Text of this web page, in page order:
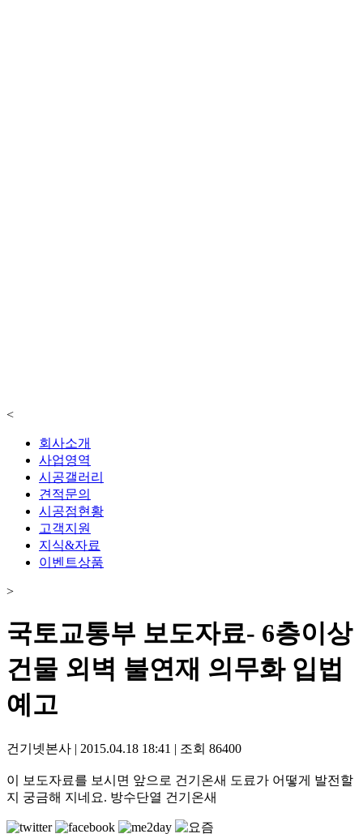
<
회사소개
사업영역
시공갤러리
견적문의
시공점현황
고객지원
지식&자료
이벤트상품
>
국토교통부 보도자료- 6층이상
건물 외벽 불연재 의무화 입법
예고
건기넷본사 | 2015.04.18 18:41 | 조회 86400
이 보도자료를 보시면 앞으로 건기온새 도료가 어떻게 발전할
지 궁금해 지네요. 방수단열 건기온새